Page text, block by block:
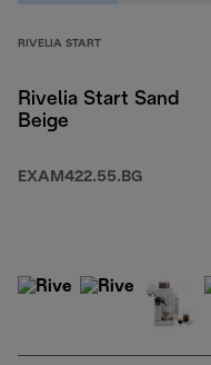
RIVELIA START
Rivelia Start Sand
Beige
EXAM422.55.BG